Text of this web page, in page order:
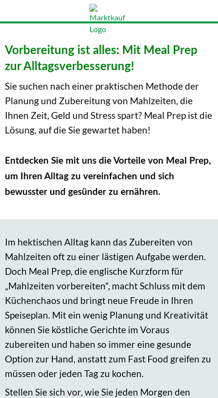
Vorbereitung ist alles: Mit Meal Prep
zur Alltagsverbesserung!
Sie suchen nach einer praktischen Methode der
Planung und Zubereitung von Mahlzeiten, die
Ihnen Zeit, Geld und Stress spart? Meal Prep ist die
Lösung, auf die Sie gewartet haben!
Entdecken Sie mit uns die Vorteile von Meal Prep,
um Ihren Alltag zu vereinfachen und sich
bewusster und gesünder zu ernähren.
Im hektischen Alltag kann das Zubereiten von
Mahlzeiten oft zu einer lästigen Aufgabe werden.
Doch Meal Prep, die englische Kurzform für
„Mahlzeiten vorbereiten", macht Schluss mit dem
Küchenchaos und bringt neue Freude in Ihren
Speiseplan. Mit ein wenig Planung und Kreativität
können Sie köstliche Gerichte im Voraus
zubereiten und haben so immer eine gesunde
Option zur Hand, anstatt zum Fast Food greifen zu
müssen oder jeden Tag zu kochen.
Stellen Sie sich vor, wie Sie jeden Morgen den